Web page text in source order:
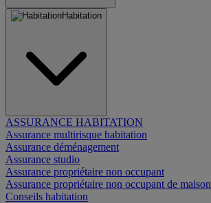
Habitation
ASSURANCE HABITATION
Assurance multirisque habitation
Assurance déménagement
Assurance studio
Assurance propriétaire non occupant
Assurance propriétaire non occupant de maison
Conseils habitation